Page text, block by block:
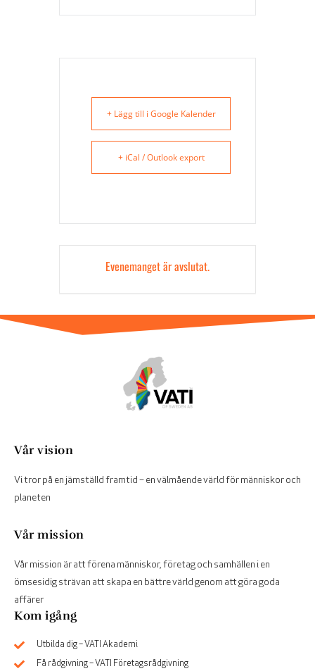
+ Lägg till i Google Kalender
+ iCal / Outlook export
Evenemanget är avslutat.
Vår vision
Vi tror på en jämställd framtid – en välmående värld för människor och
planeten
Vår mission
Vår mission är att förena människor, företag och samhällen i en
ömsesidig strävan att skapa en bättre värld genom att göra goda
affärer
Kom igång
Utbilda dig – VATI Akademi
Få rådgivning – VATI Företagsrådgivning